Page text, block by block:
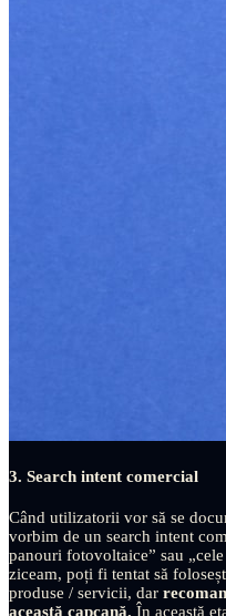
3. Search intent comercial
Când utilizatorii vor să se
vorbim de un search intent
panouri fotovoltaice” sau
ziceam, poți fi tentat să
produse / servicii, dar
această capcană. În această